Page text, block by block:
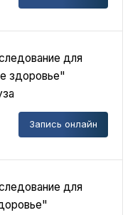
для
здоровье"
Запись онлайн
для